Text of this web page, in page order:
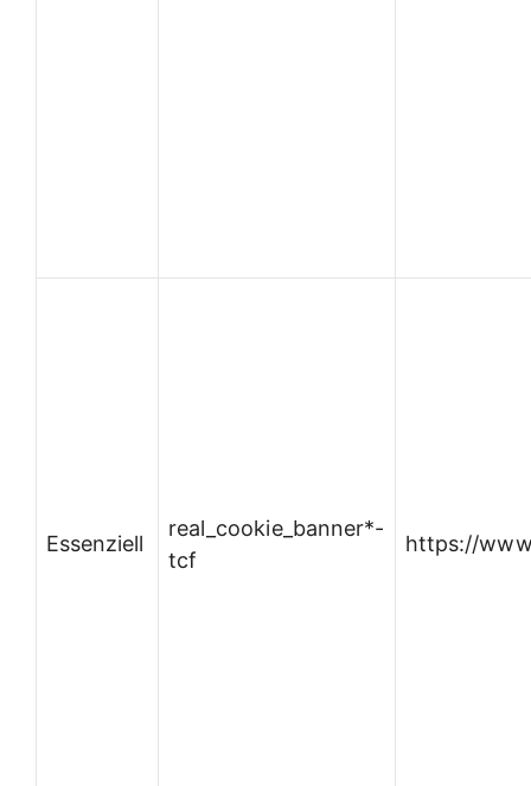
Essenziell
real_cookie_banner*-
tcf
https://